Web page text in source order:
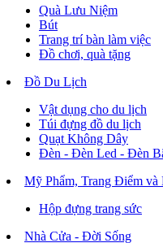
Quà Lưu Niệm
Bút
Trang trí bàn làm việc
Đồ chơi, quà tặng
Đồ Du Lịch
Vật dụng cho du lịch
Túi đựng đồ du lịch
Quạt Không Dây
Đèn - Đèn Led - Đèn
Mỹ Phẩm, Trang Điểm
Hộp đựng trang sức
Nhà Cửa - Đời Sống